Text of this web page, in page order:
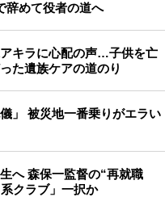
辞めて役者の道へ
キラに心配の声…子供を亡
た遺族ケアの道のり
」 被災地一番乗りがエラい
へ 森保一監督の“再就職
クラブ」一択か